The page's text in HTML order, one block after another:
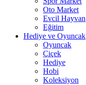
Oto Market
Evcil Hayvan
Eğitim
Hediye ve Oyuncak
Oyuncak
Çiçek
Hediye
Hobi
Koleksiyon